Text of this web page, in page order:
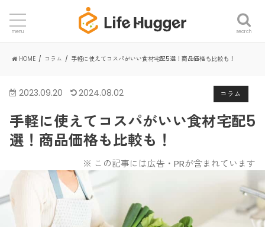
search
menu
HOME コラム 手軽に使えてコスパがいい食材宅配5選！商品価格も比較も！
コラム
2023.09.20 2024.08.02
手軽に使えてコスパがいい食材宅配5
選！商品価格も比較も！
※ この記事には広告・PRが含まれています